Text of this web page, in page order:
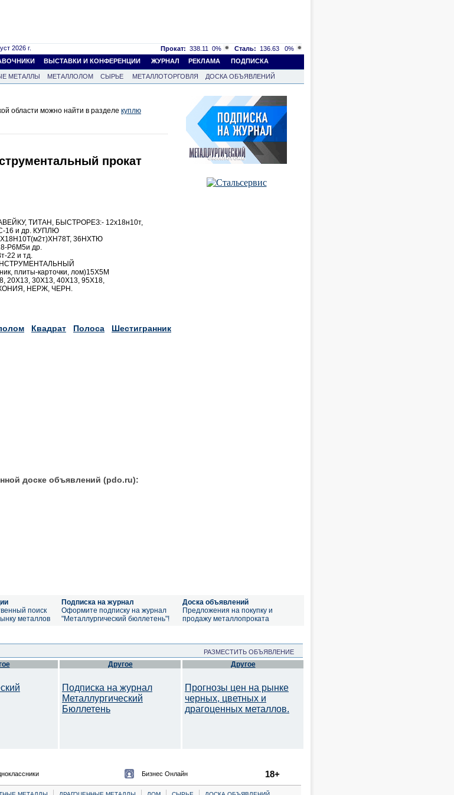
2026 г. Прокат: 338.11 0% Сталь: 136.63
0%
ВЫСТАВКИ И КОНФЕРЕНЦИИ ЖУРНАЛ РЕКЛАМА ПОДПИСКА
МЕТАЛЛЫ МЕТАЛЛОЛОМ СЫРЬЕ МЕТАЛЛОТОРГОВЛЯ
ДОСКА ОБЪЯВЛЕНИЙ
области можно найти в разделе куплю
прокат
ТИТАН, БЫСТРОРЕЗ:- 12х18н10т,
16 и др. КУПЛЮ
36НХТЮ
Р6М5и др.
22 и тд.
плиты-карточки, лом)15Х5М
30Х13, 40Х13, 95Х18,
НЕРЖ, ЧЕРН.
Квадрат Полоса Шестигранник
доске объявлений (pdo.ru):
поиск
металлов
Подписка на журнал
Оформите подписку на журнал
"Металлургический бюллетень"!
Доска объявлений
Предложения на покупку и
продажу металлопроката
РАЗМЕСТИТЬ ОБЪЯВЛЕНИЕ
Другое
Подписка на журнал
Металлургический
Бюллетень
Другое
Прогнозы цен на рынке
черных, цветных и
драгоценных металлов.
Бизнес Онлайн 18+
| | | |